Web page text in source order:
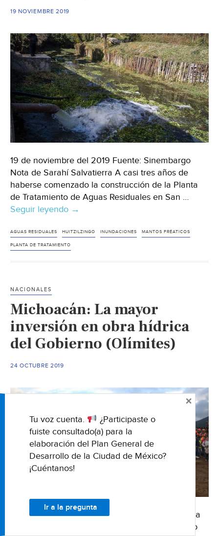
19 NOVIEMBRE 2019
19 de noviembre del 2019 Fuente: Sinembargo
Nota de Sarahí Salvatierra A casi tres años de
haberse comenzado la construcción de la Planta
de Tratamiento de Aguas Residuales en San …
Seguir leyendo Edomex:
activa
con
ciudadana
(Sinembargo)
→
AGUAS RESIDUALES HUITZILZINGO INUNDACIONES MANTOS FRÉATICOS
PLANTA DE TRATAMIENTO
NACIONALES
Michoacán: La mayor
inversión en obra hídrica
del Gobierno (Olímites)
24 OCTUBRE 2019
23 de octubre del 2019 Fuente: Olímites Con una
inversión de 42.4 millones de pesos, el Gobierno
Tu voz cuenta.
¿Participaste o
fuiste consultado(a) para la
elaboración del Plan General de
Desarrollo de la Ciudad de México?
¡Cuéntanos!
Ir a la pregunta
×